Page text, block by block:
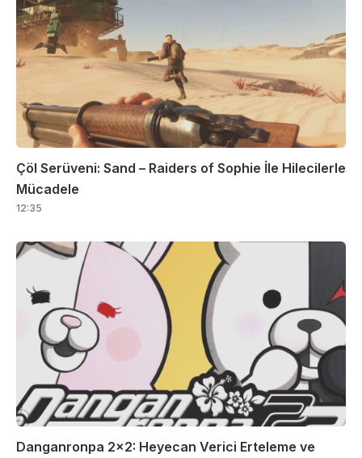
Çöl Serüveni: Sand – Raiders of Sophie İle Hilecilerle
Mücadele
12:35
Danganronpa 2×2: Heyecan Verici Erteleme ve